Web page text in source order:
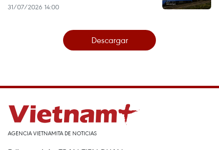
31/07/2026 14:00
Descargar
AGENCIA VIETNAMITA DE NOTICIAS